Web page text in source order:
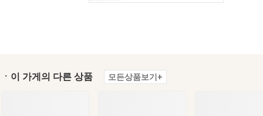
ㆍ이 가게의 다른 상품 모든상품보기+